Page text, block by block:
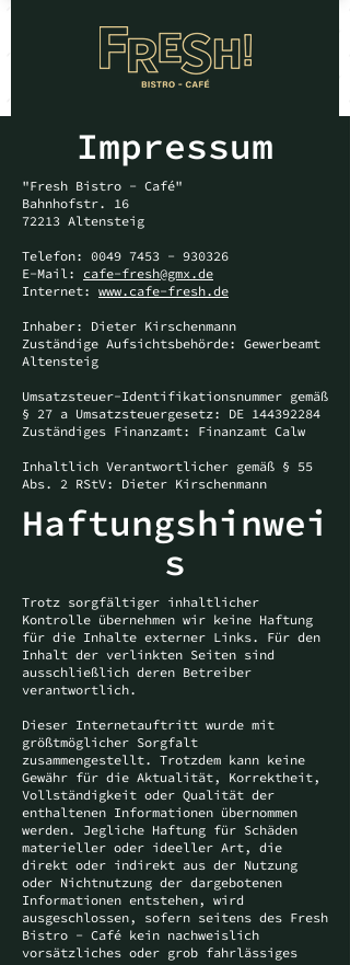
Impressum
"Fresh Bistro - Café"
Bahnhofstr. 16
72213 Altensteig
Telefon: 0049 7453 - 930326
E-Mail: cafe-fresh@gmx.de
Internet: www.cafe-fresh.de
Inhaber: Dieter Kirschenmann
Zuständige Aufsichtsbehörde: Gewerbeamt
Altensteig
Umsatzsteuer-Identifikationsnummer gemäß
§ 27 a Umsatzsteuergesetz: DE 144392284
Zuständiges Finanzamt: Finanzamt Calw
Inhaltlich Verantwortlicher gemäß § 55
Abs. 2 RStV: Dieter Kirschenmann
Haftungshinwei
s
Trotz sorgfältiger inhaltlicher
Kontrolle übernehmen wir keine Haftung
für die Inhalte externer Links. Für den
Inhalt der verlinkten Seiten sind
ausschließlich deren Betreiber
verantwortlich.
Dieser Internetauftritt wurde mit
größtmöglicher Sorgfalt
zusammengestellt. Trotzdem kann keine
Gewähr für die Aktualität, Korrektheit,
Vollständigkeit oder Qualität der
enthaltenen Informationen übernommen
werden. Jegliche Haftung für Schäden
materieller oder ideeller Art, die
direkt oder indirekt aus der Nutzung
oder Nichtnutzung der dargebotenen
Informationen entstehen, wird
ausgeschlossen, sofern seitens des Fresh
Bistro - Café kein nachweislich
vorsätzliches oder grob fahrlässiges